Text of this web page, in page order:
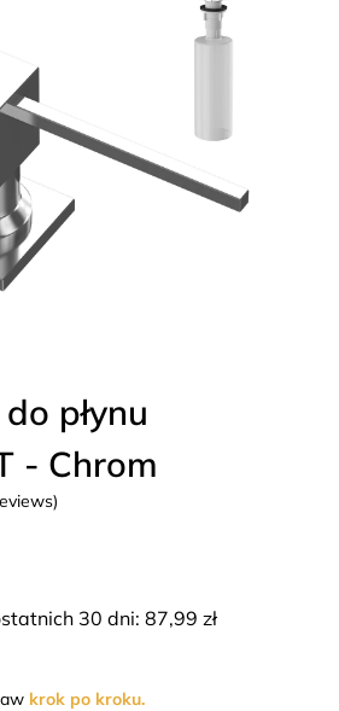
płynu
- Chrom
30 dni: 87,99 zł
krok po kroku.